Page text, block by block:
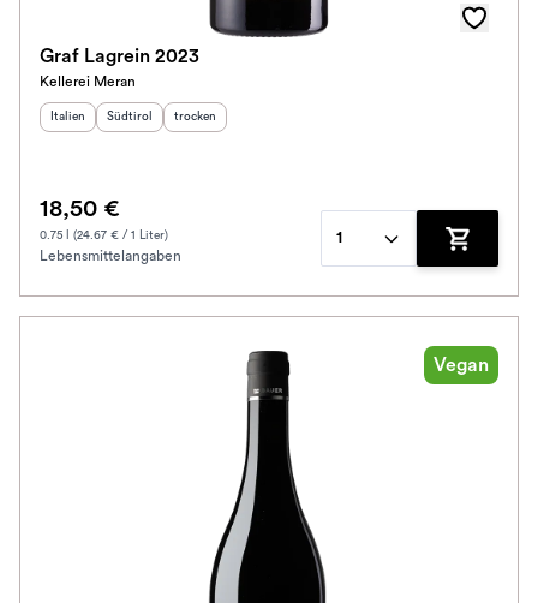
Graf Lagrein 2023
Kellerei Meran
Herkunftsland:
Italien Herkunftsregion:
Südtirol Geschmack
trocken
18,50 €
0.75 l (24.67 € / 1 Liter)
Lebensmittelangaben
1
Zum
Vegan